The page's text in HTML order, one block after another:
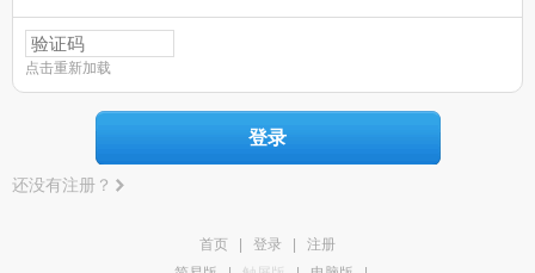
点击重新加载
登录
还没有注册？
首页 登录
注册